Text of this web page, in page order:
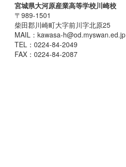
宮城県大河原産業高等学校川崎校
〒989-1501
柴田郡川崎町大字前川字北原25
MAIL：kawasa-h@od.myswan.ed.jp
TEL：0224-84-2049
FAX：0224-84-2087